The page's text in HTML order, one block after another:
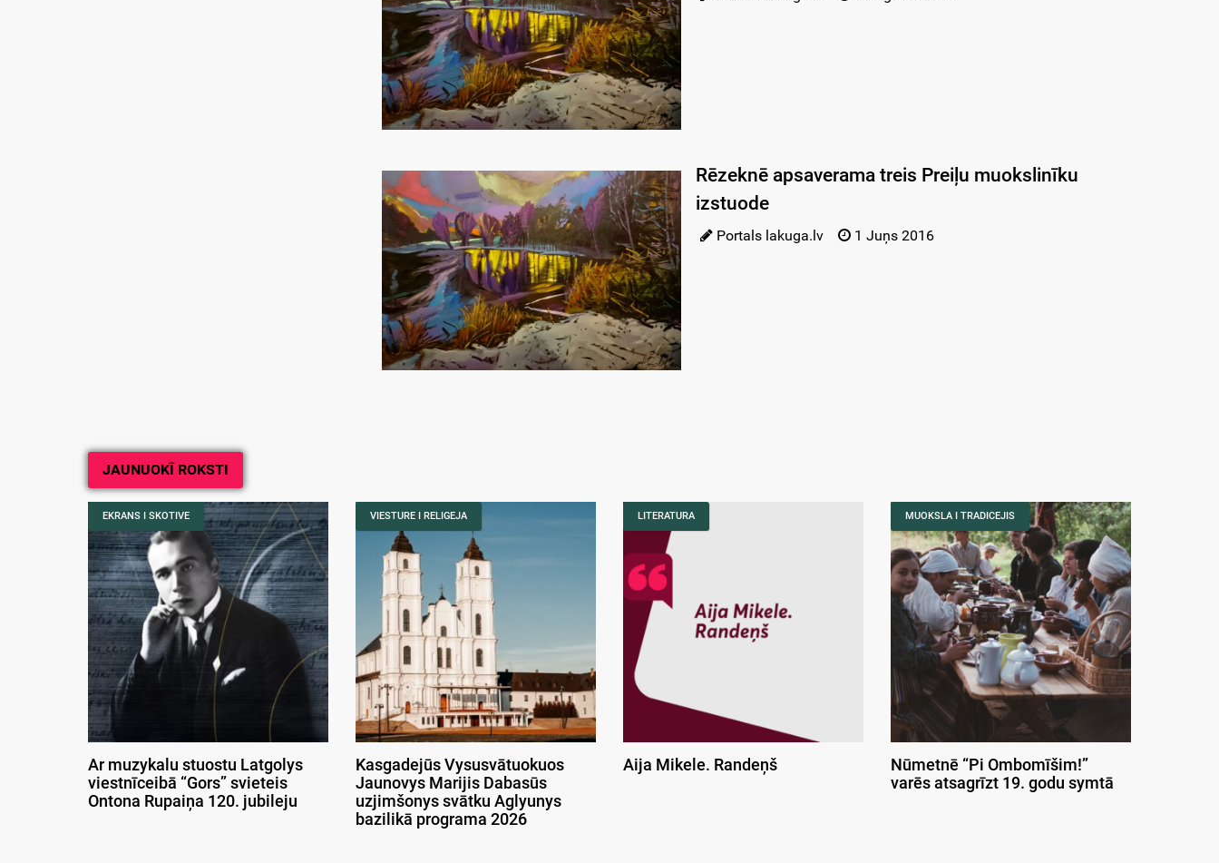
Rēzeknē apsaverama treis Preiļu muokslinīku
izstuode
Portals lakuga.lv 1 Juņs 2016
JAUNUOKĪ ROKSTI
EKRANS I SKOTIVE
Ar muzykalu stuostu Latgolys
viestnīceibā “Gors” svieteis
Ontona Rupaiņa 120. jubileju
VIESTURE I RELIGEJA
Kasgadejūs Vysusvātuokuos
Jaunovys Marijis Dabasūs
uzjimšonys svātku Aglyunys
bazilikā programa 2026
LITERATURA
Aija Mikele. Randeņš
MUOKSLA I TRADICEJIS
Nūmetnē “Pi Ombomīšim!”
varēs atsagrīzt 19. godu symtā